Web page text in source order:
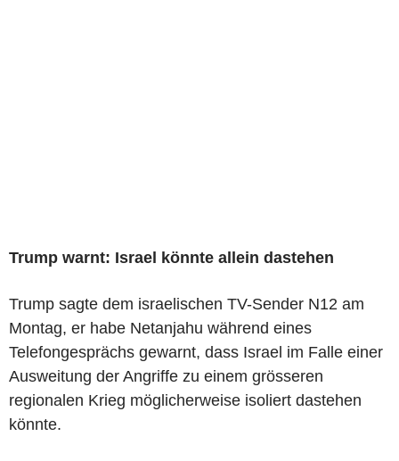
Trump warnt: Israel könnte allein dastehen
Trump sagte dem israelischen TV-Sender N12 am
Montag, er habe Netanjahu während eines
Telefongesprächs gewarnt, dass Israel im Falle einer
Ausweitung der Angriffe zu einem grösseren
regionalen Krieg möglicherweise isoliert dastehen
könnte.